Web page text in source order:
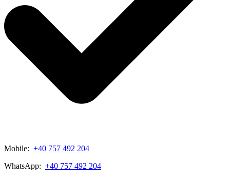
Mobile: +40 757 492 204
WhatsApp: +40 757 492 204